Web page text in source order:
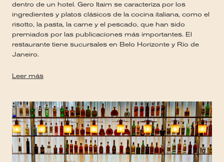
dentro de un hotel. Gero Itaim se caracteriza por los
ingredientes y platos clásicos de la cocina italiana, como el
risotto, la pasta, la carne y el pescado, que han sido
premiados por las publicaciones más importantes. El
restaurante tiene sucursales en Belo Horizonte y Río de
Janeiro.
Leer más